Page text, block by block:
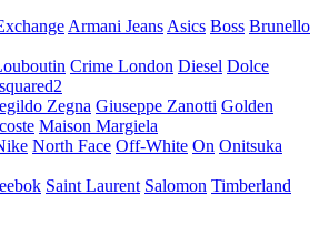
Armani Jeans Asics Boss Brunello
Crime London Diesel Dolce
Zegna Giuseppe Zanotti Golden
Maison Margiela
North Face Off-White On Onitsuka
Saint Laurent Salomon Timberland